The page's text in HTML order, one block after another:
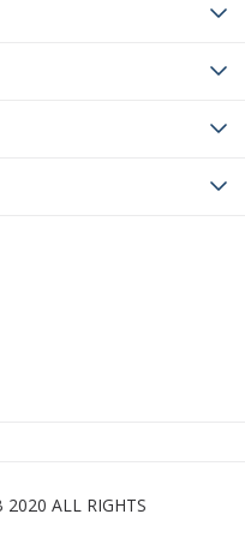
2020 ALL RIGHTS